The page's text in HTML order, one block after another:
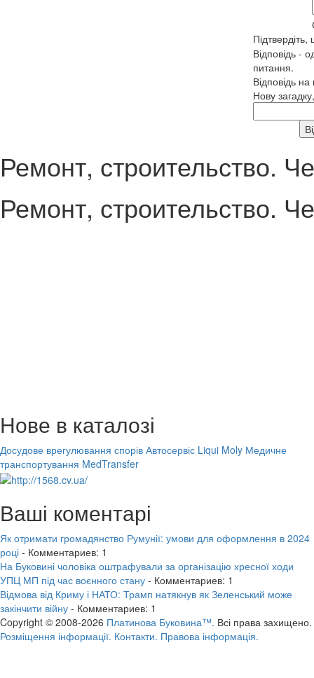
Відповідь -
питання.
Відповідь
Нову
Ремонт, строительство.
Ремонт, строительство.
Нове в каталозі
Досудове врегулювання спорів Автосервіс Liqui Moly Медичне
транспортування MedTransfer
Ваші коментарі
Як отримати громадянство Румунії: умови для оформлення в 2024
році - Комментариев: 1
На Буковині чоловіка оштрафували за організацію хресної ходи
УПЦ МП під час воєнного стану - Комментариев: 1
Відмова від Криму і НАТО: Трамп натякнув як Зеленський може
закінчити війну - Комментариев: 1
Copyright © 2008-2026 Платинова Буковина™. Всі права захищено.
Розміщення інформації. Контакти. Правова інформація.